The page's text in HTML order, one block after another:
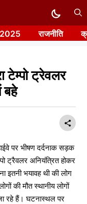
2025 राजनीति
टेम्पो ट्रेवलर
बहे
पर भीषण दर्दनाक सड़क
ट्रैवलर अनियंत्रित होकर
इतनी भयावह थी की लोग
की मौत स्थानीय लोगों
रहे हैं। घटनास्थल पर